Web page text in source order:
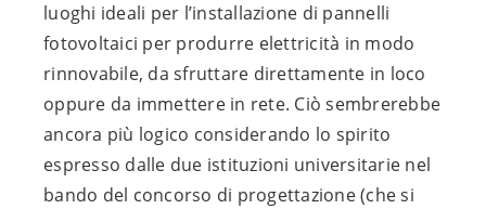
luoghi ideali per l’installazione di pannelli
fotovoltaici per produrre elettricità in modo
rinnovabile, da sfruttare direttamente in loco
oppure da immettere in rete. Ciò sembrerebbe
ancora più logico considerando lo spirito
espresso dalle due istituzioni universitarie nel
bando del concorso di progettazione (che si